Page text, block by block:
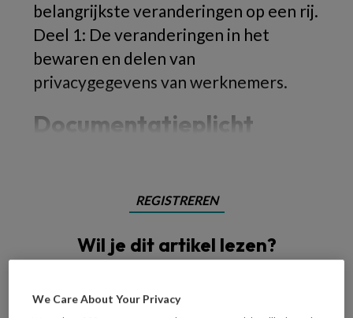
belangrijkste veranderingen op een rij.
Deel 1: De veranderingen in het
bewaren en delen van
privacygegevens van werknemers.
Documentatieplicht
REGISTREREN
Wil je dit artikel lezen?
artikelen gratis per maand
We Care About Your Privacy